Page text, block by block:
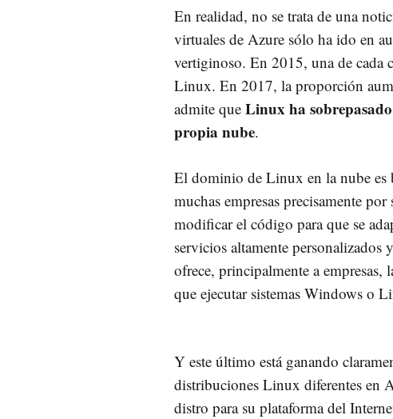
En realidad, no se trata de una
virtuales de Azure sólo ha ido en
vertiginoso. En 2015, una de cada
Linux. En 2017, la proporción
admite que Linux ha
propia nube.
El dominio de Linux en la nube es
muchas empresas precisamente
modificar el código para que se
servicios altamente
ofrece, principalmente a
que ejecutar sistemas Windows o
Y este último está ganando
distribuciones Linux diferentes en
distro para su plataforma del